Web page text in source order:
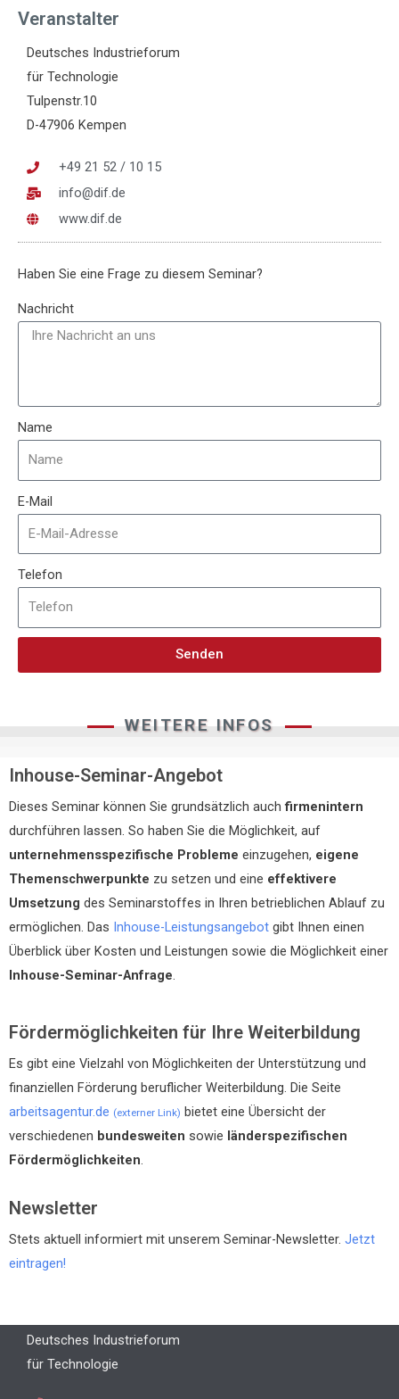
Veranstalter
Deutsches Industrieforum
für Technologie
Tulpenstr.10
D-47906 Kempen
+49 21 52 / 10 15
info@dif.de
www.dif.de
Haben Sie eine Frage zu diesem Seminar?
Nachricht
Name
E-Mail
Telefon
Senden
WEITERE INFOS
Inhouse-Seminar-Angebot
Dieses Seminar können Sie grundsätzlich auchfirmenintern
durchführen lassen. So haben Sie die Möglichkeit, auf
unternehmensspezifische Probleme einzugehen, eigene
Themenschwerpunkte zu setzen und eine effektivere
Umsetzung des Seminarstoffes in Ihren betrieblichen Ablauf zu
ermöglichen. Das Inhouse-Leistungsangebot gibt Ihnen einen
Überblick über Kosten und Leistungen sowie die Möglichkeit einer
Inhouse-Seminar-Anfrage.
Fördermöglichkeiten für Ihre Weiterbildung
Es gibt eine Vielzahl von Möglichkeiten der Unterstützung und
finanziellen Förderung beruflicher Weiterbildung. Die Seite
arbeitsagentur.de (externer Link) bietet eine Übersicht der
verschiedenen bundesweiten sowie länderspezifischen
Fördermöglichkeiten.
Newsletter
Stets aktuell informiert mit unserem Seminar-Newsletter. Jetzt
eintragen!
Deutsches Industrieforum
für Technologie